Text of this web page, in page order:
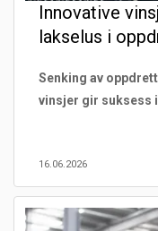
Innovative
lakselus i
Senking av
vinsjer gir suksess
16.06.2026